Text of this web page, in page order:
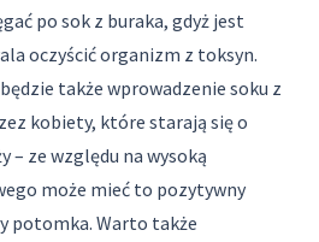
po sok z buraka, gdyż jest
oczyścić organizm z toksyn.
także wprowadzenie soku z
kobiety, które starają się o
– ze względu na wysoką
może mieć to pozytywny
potomka. Warto także